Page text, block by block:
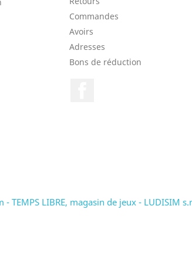
Commandes
Avoirs
Adresses
Bons de réduction
TEMPS LIBRE, magasin de jeux - LUDISIM